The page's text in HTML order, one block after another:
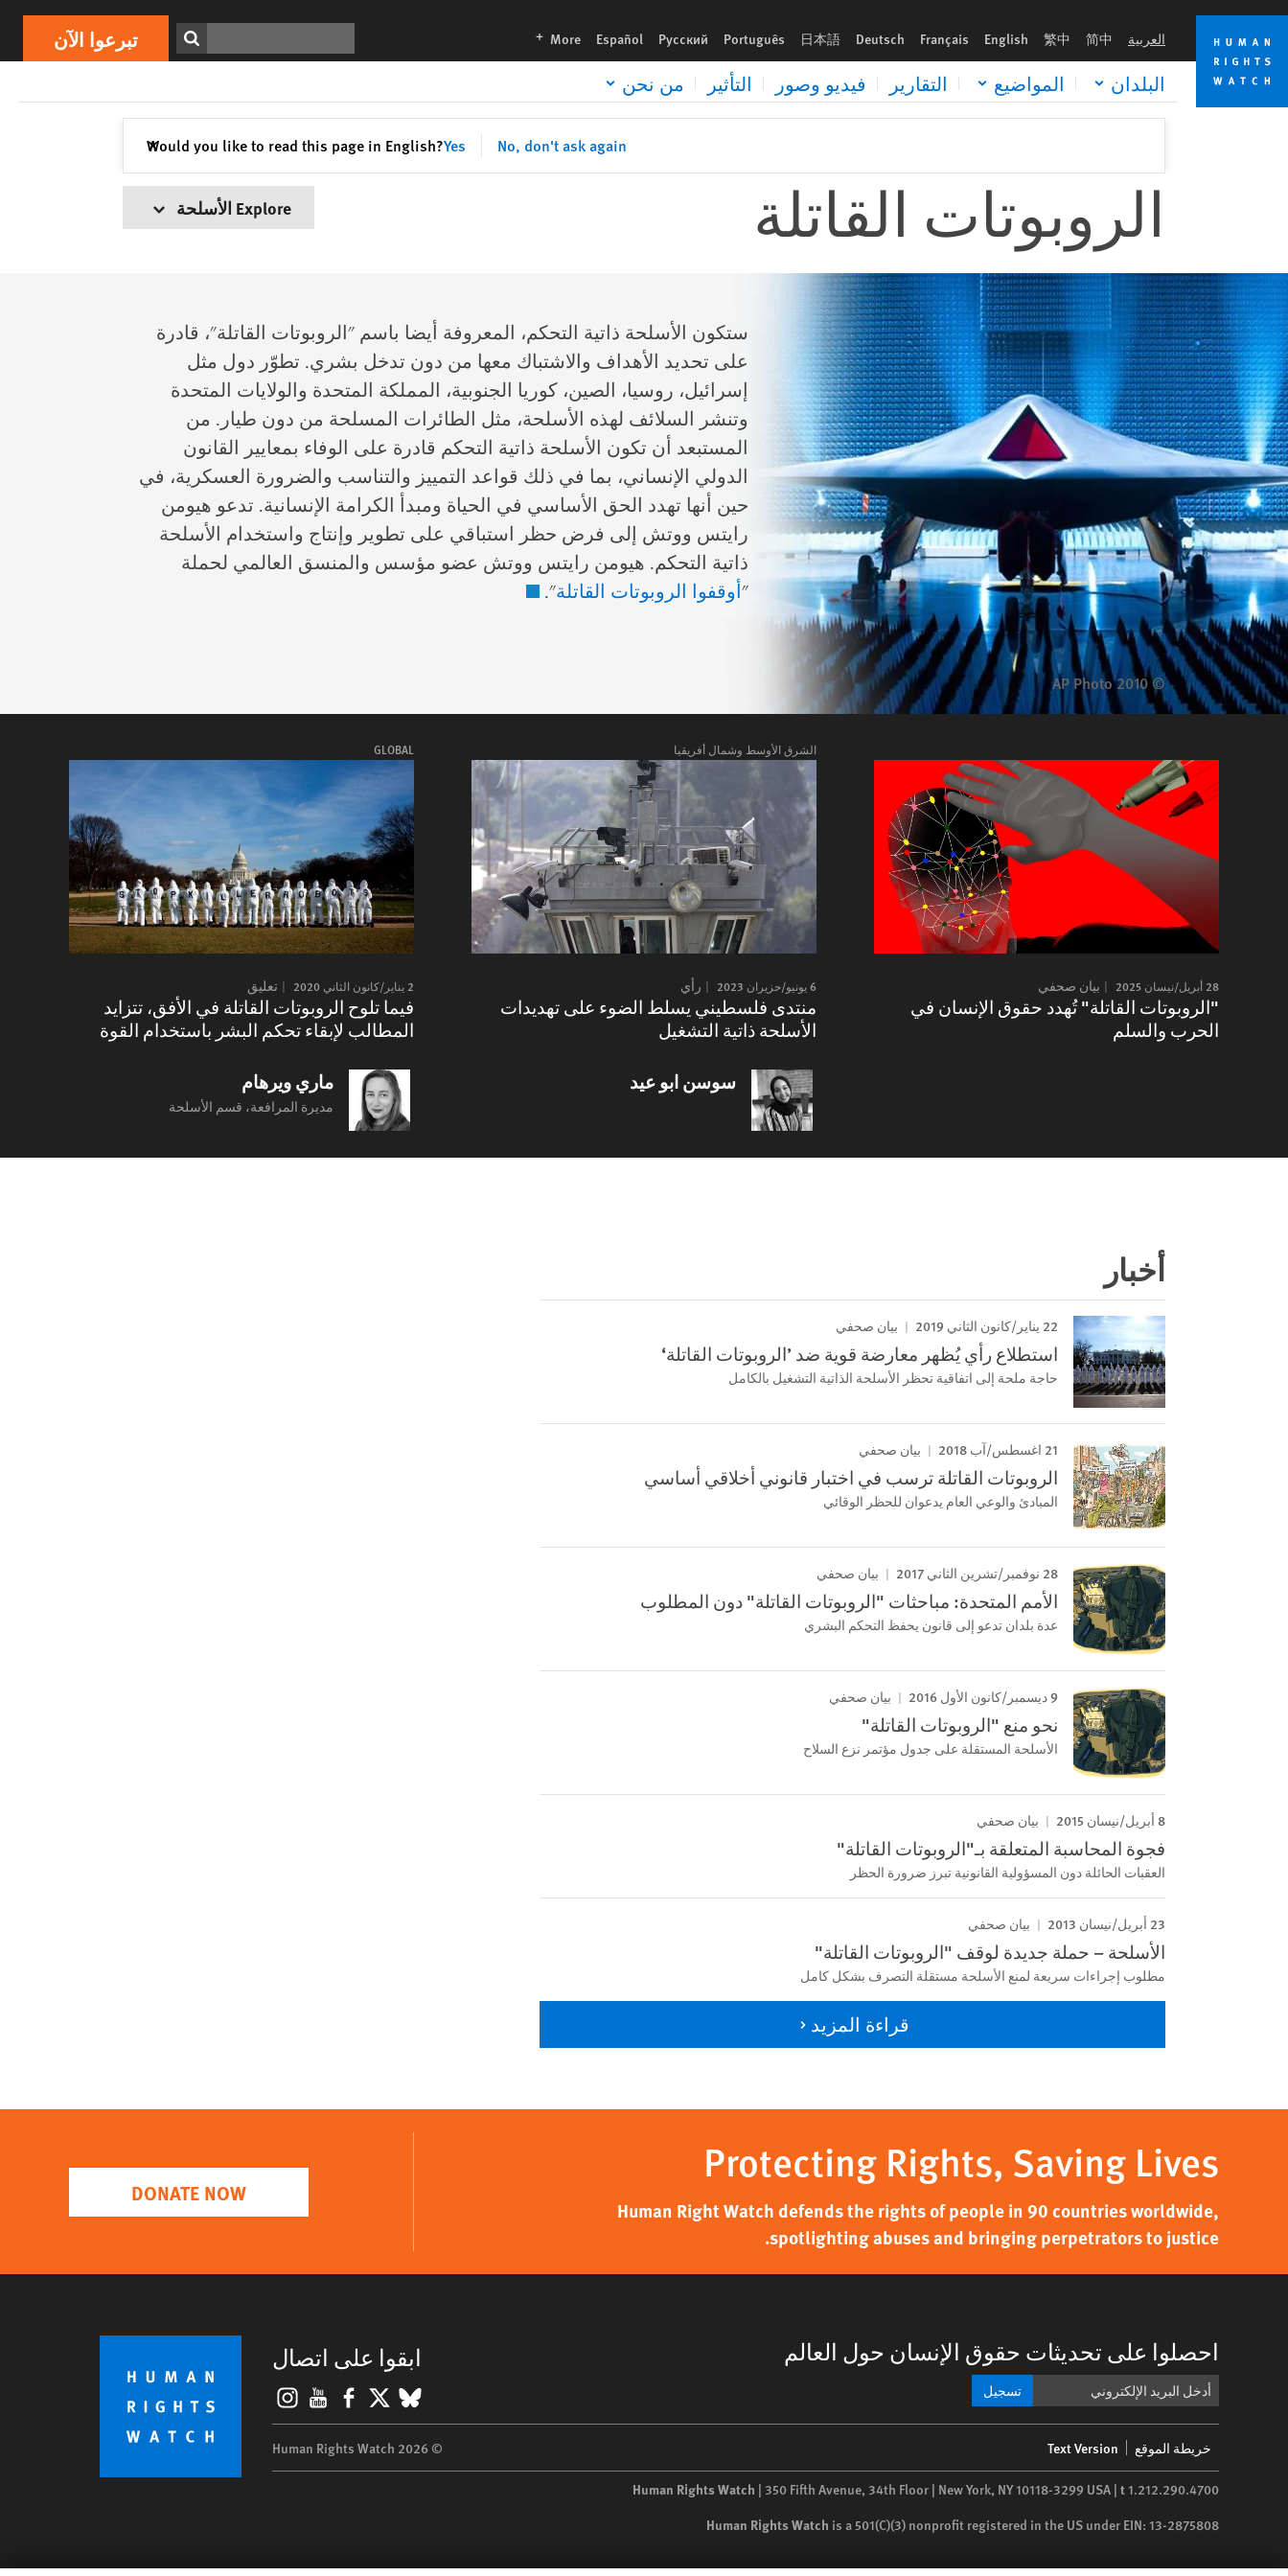
Skip
cookie
privacy
notice
Skip
main
content
العربية 简中
繁中
English
Français
Deutsch
日本語
Português
Русский
Español
More
languages تبرعوا الآن
البلدان المواضيع التقارير فيديو وصور التأثير من نحن
Would you like to read this page in English?Yes No, don't ask again
✕إغلاق
Explore الأسلحة الروبوتات القاتلة
ستكون الأسلحة ذاتية التحكم، المعروفة أيضا باسم "الروبوتات القاتلة"، قادرة
على تحديد الأهداف والاشتباك معها من دون تدخل بشري. تطوّر دول مثل
إسرائيل، روسيا، الصين، كوريا الجنوبية، المملكة المتحدة والولايات المتحدة
وتنشر السلائف لهذه الأسلحة، مثل الطائرات المسلحة من دون طيار. من
المستبعد أن تكون الأسلحة ذاتية التحكم قادرة على الوفاء بمعايير القانون
الدولي الإنساني، بما في ذلك قواعد التمييز والتناسب والضرورة العسكرية، في
حين أنها تهدد الحق الأساسي في الحياة ومبدأ الكرامة الإنسانية. تدعو هيومن
رايتس ووتش إلى فرض حظر استباقي على تطوير وإنتاج واستخدام الأسلحة
ذاتية التحكم. هيومن رايتس ووتش عضو مؤسس والمنسق العالمي لحملة
"أوقفوا الروبوتات القاتلة".
© 2010 AP Photo
28 أبريل/نيسان 2025 بيان صحفي
"الروبوتات القاتلة" تُهدد حقوق الإنسان في
الحرب والسلم
الشرق الأوسط وشمال أفريقيا
6 يونيو/حزيران 2023 رأي
منتدى فلسطيني يسلط الضوء على تهديدات
الأسلحة ذاتية التشغيل
سوسن ابو عيد
GLOBAL
2 يناير/كانون الثاني 2020 تعليق
فيما تلوح الروبوتات القاتلة في الأفق، تتزايد
المطالب لإبقاء تحكم البشر باستخدام القوة
ماري ويرهام
مديرة المرافعة، قسم الأسلحة
أخبار
22 يناير/كانون الثاني 2019 بيان صحفي
استطلاع رأي يُظهر معارضة قوية ضد ’الروبوتات القاتلة‘
حاجة ملحة إلى اتفاقية تحظر الأسلحة الذاتية التشغيل بالكامل
21 اغسطس/آب 2018 بيان صحفي
الروبوتات القاتلة ترسب في اختبار قانوني أخلاقي أساسي
المبادئ والوعي العام يدعوان للحظر الوقائي
28 نوفمبر/تشرين الثاني 2017 بيان صحفي
الأمم المتحدة: مباحثات "الروبوتات القاتلة" دون المطلوب
عدة بلدان تدعو إلى قانون يحفظ التحكم البشري
9 ديسمبر/كانون الأول 2016 بيان صحفي
نحو منع "الروبوتات القاتلة"
الأسلحة المستقلة على جدول مؤتمر نزع السلاح
8 أبريل/نيسان 2015 بيان صحفي
فجوة المحاسبة المتعلقة بـ"الروبوتات القاتلة"
العقبات الحائلة دون المسؤولية القانونية تبرز ضرورة الحظر
23 أبريل/نيسان 2013 بيان صحفي
الأسلحة – حملة جديدة لوقف "الروبوتات القاتلة"
مطلوب إجراءات سريعة لمنع الأسلحة مستقلة التصرف بشكل كامل
قراءة المزيد
Protecting Rights, Saving Lives
Human Right Watch defends the rights of people in 90 countries worldwide,
spotlighting abuses and bringing perpetrators to justice.
DONATE NOW
احصلوا على تحديثات حقوق الإنسان حول العالم
تسجيل
ابقوا على اتصال
BlueSky
X
Facebook
YouTube
Instagram
menu
خريطة الموقع Text Version
© 2026 Human Rights Watch
Human Rights Watch | 350 Fifth Avenue, 34th Floor | New York, NY10118-3299 USA | t1.212.290.4700
Human Rights Watch is a 501(C)(3) nonprofit registered in the US under EIN: 13-2875808